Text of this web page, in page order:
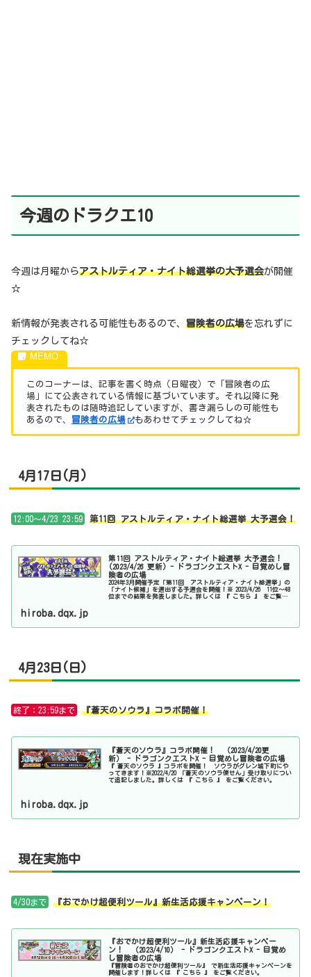
今週のドラクエ10
今週は月曜からアストルティア・ナイト総選挙の大予選会が開催
☆
新情報が発表される可能性もあるので、 冒険者の広場を忘れずに
チェックしてね☆
このコーナーは、記事を書く時点（日曜夜）で「冒険者の広
場」にて公表されている情報に基づいています。それ以降に発
表されたものは随時追記していますが、書き漏らしの可能性も
あるので、 冒険者の広場 もあわせてチェックしてね☆
4月17日(月)
12:00～4/23 23:59 第11回 アストルティア・ナイト総選挙 大予選会！
第11回 アストルティア・ナイト総選挙 大予選会！
(2023/4/26 更新) - ドラゴンクエストX - 目覚めし冒
険者の広場
2024年3月開催予定「第11回 アストルティア・ナイト総選挙」の
「ナイト候補」を選出する予選会を開催！※ 2023/4/26 11位～48
位までの結果を発表しました。詳しくは 『 こちら 』 をご覧く
hiroba.dqx.jp
4月23日(日)
終了：23:59まで 『蒼天のソウラ』コラボ開催！
『蒼天のソウラ』コラボ開催！ （2023/4/20更
新） - ドラゴンクエストX - 目覚めし冒険者の広場
『 蒼天のソウラ 』コラボを開催！ ソウラがグレン城下町にや
ってきます！※2022/4/20 「蒼天のソウラ便せん」受け取りについ
て追記しました。詳しくは 『 こちら 』 をご覧ください。
hiroba.dqx.jp
現在実施中
4/30まで 『おでかけ超便利ツール』新生活応援キャンペーン！
『おでかけ超便利ツール』新生活応援キャンペー
ン！ （2023/4/10） - ドラゴンクエストX - 目覚め
し冒険者の広場
『冒険者のおでかけ超便利ツール』 で新生活応援キャンペーンを
開催します！詳しくは 『 こちら 』 をご覧ください。